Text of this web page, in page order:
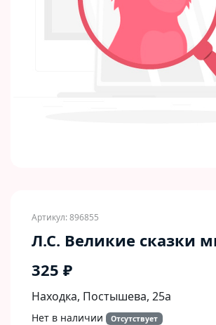
Артикул: 896855
Л.С. Великие сказки
325 ₽
Находка, Постышева, 25а
Нет в наличии Отсутствует